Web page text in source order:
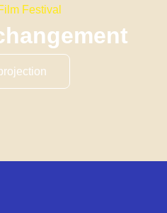
Festival